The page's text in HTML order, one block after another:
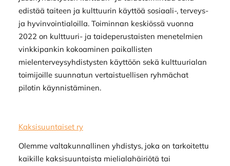
edistää taiteen ja kulttuurin käyttöä sosiaali-, terveys-
ja hyvinvointialoilla. Toiminnan keskiössä vuonna
2022 on kulttuuri- ja taideperustaisten menetelmien
vinkkipankin kokoaminen paikallisten
mielenterveysyhdistysten käyttöön sekä kulttuurialan
toimijoille suunnatun vertaistuellisen ryhmächat
pilotin käynnistäminen.
Kaksisuuntaiset ry
Olemme valtakunnallinen yhdistys, joka on tarkoitettu
kaikille kaksisuuntaista mielialahäiriötä tai